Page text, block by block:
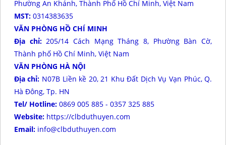
Phường An Khánh, Thành Phố Hồ Chí Minh, Việt Nam
MST: 0314383635
VĂN PHÒNG HỒ CHÍ MINH
Địa chỉ: 205/14 Cách Mạng Tháng 8, Phường Bàn Cờ,
Thành phố Hồ Chí Minh, Việt Nam
VĂN PHÒNG HÀ NỘI
Địa chỉ: N07B Liền kề 20, 21 Khu Đất Dịch Vụ Vạn Phúc, Q.
Hà Đông, Tp. HN
Tel/ Hotline: 0869 005 885 - 0357 325 885
Website: https://clbduthuyen.com
Email:info@clbduthuyen.com